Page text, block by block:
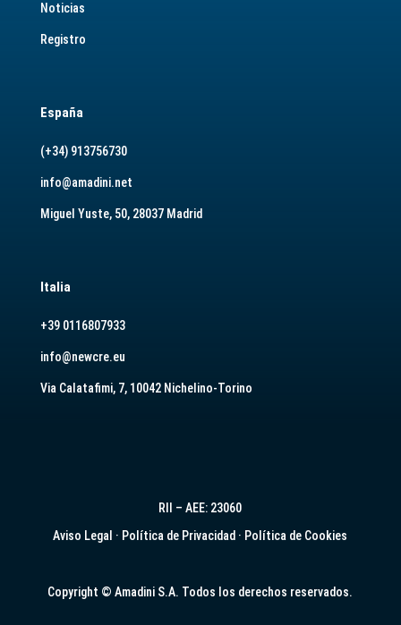
Noticias
Registro
España
(+34) 913756730
info@amadini.net
Miguel Yuste, 50, 28037 Madrid
Italia
+39 0116807933
info@newcre.eu
Via Calatafimi, 7, 10042 Nichelino-Torino
RII – AEE: 23060
Aviso Legal · Política de Privacidad · Política de Cookies
Copyright © Amadini S.A. Todos los derechos reservados.